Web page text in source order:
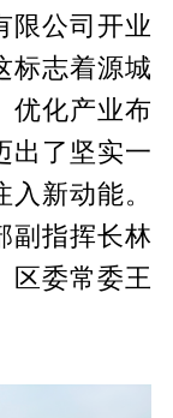
限公司开业
标志着源城
优化产业布
出了坚实一
新动能。
副指挥长林
区委常委王